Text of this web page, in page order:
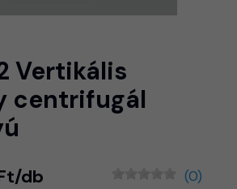
Vertikális
centrifugál
db (0)